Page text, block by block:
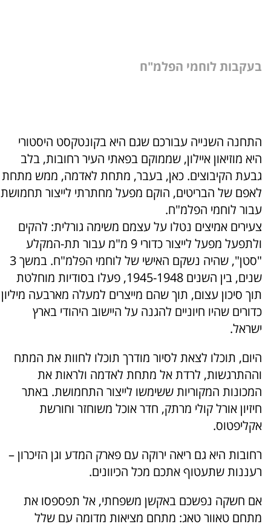
בעקבות לוחמי הפלמ"ח
התחנה השנייה עבורכם שגם היא בקונטקסט היסטורי
היא מוזיאון איילון, שממוקם בפאתי העיר רחובות, בלב
גבעת הקיבוצים. כאן, בעבר, מתחת לאדמה, ממש מתחת
לאפם של הבריטים, הוקם מפעל מחתרתי לייצור תחמושת
עבור לוחמי הפלמ"ח.
צעירים אמיצים נטלו על עצמם משימה גורלית: להקים
ולתפעל מפעל לייצור כדורי 9 מ"מ עבור תת-המקלע
"סטן", שהיה נשקם האישי של לוחמי הפלמ"ח. במשך 3
שנים, בין השנים 1945-1948, פעלו בסודיות מוחלטת
תוך סיכון עצום, תוך שהם מייצרים למעלה מארבעה מיליון
כדורים שהיו חיוניים להגנה על היישוב היהודי בארץ
ישראל.
היום, תוכלו לצאת לסיור מודרך תוכלו לחוות את המתח
וההתרגשות, לרדת אל מתחת לאדמה ולראות את
המכונות המקוריות ששימשו לייצור התחמושת. באתר
חיזיון אורל קולי מרתק, חדר אוכל משוחזר וחורשת
אקליפטוס.
רחובות היא גם ריאה ירוקה עם פארק המדע וגן הזיכרון –
רעננות שתעטוף אתכם מכל הכיוונים.
אם חשקה נפשכם באקשן משפחתי, אל תפספסו את
מתחם טאוור טאג: מתחם מציאות מדומה עם שלל